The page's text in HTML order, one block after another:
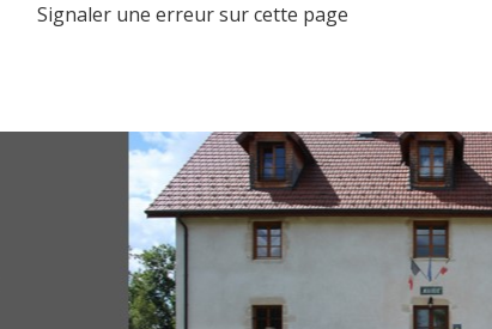
Signaler une erreur sur cette page